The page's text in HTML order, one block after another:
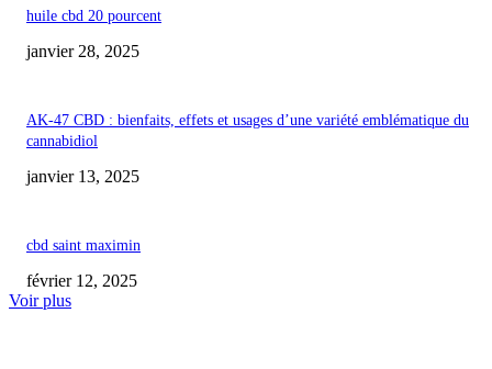
huile cbd 20 pourcent
janvier 28, 2025
AK-47 CBD : bienfaits, effets et usages d’une variété emblématique du
cannabidiol
janvier 13, 2025
cbd saint maximin
février 12, 2025
Voir plus